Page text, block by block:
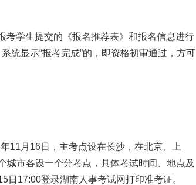
考学生提交的《报名推荐表》和报名信息进行
统显示“报考完成”的，即资格初审通过，方可
11月16日，主考点设在长沙，在北京、上
市各设一个分考点，具体考试时间、地点及
17:00登录湖南人事考试网打印准考证。